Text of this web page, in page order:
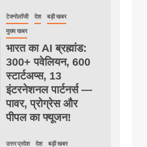
टेक्नोलॉजी देश बड़ी खबर
मुख्य खबर
भारत का AI ब्रह्मांड:
300+ पवेलियन, 600
स्टार्टअप्स, 13
इंटरनेशनल पार्टनर्स —
पावर, प्रोग्रेस और
पीपल का फ्यूजन!
उत्तर प्रदेश देश बड़ी खबर